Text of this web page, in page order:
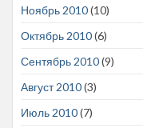
Ноябрь 2010(10)
Октябрь 2010(6)
Сентябрь 2010(9)
Август 2010(3)
Июль 2010(7)